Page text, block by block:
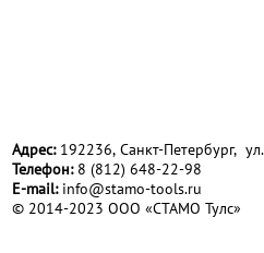
Адрес:192236, Санкт-Петербург,
Телефон:8 (812) 648-22-98
Е-mail: info@stamo-tools.ru
© 2014-2023 ООО «СТАМО Тулс»